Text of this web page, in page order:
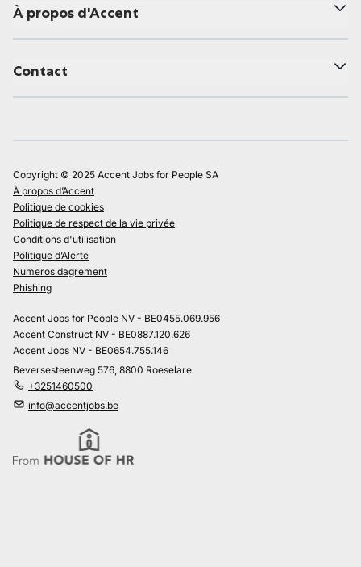
À propos d'Accent
Contact
Copyright © 2025 Accent Jobs for People SA
À propos d’Accent
Politique de cookies
Politique de respect de la vie privée
Conditions d'utilisation
Politique d’Alerte
Numeros dagrement
Phishing
Accent Jobs for People NV - BE0455.069.956
Accent Construct NV - BE0887.120.626
Accent Jobs NV - BE0654.755.146
Beversesteenweg 576, 8800 Roeselare
+3251460500
info@accentjobs.be